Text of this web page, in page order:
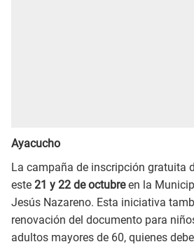
Ayacucho
La campaña de inscripción gratuita
este 21 y 22 de octubreen la
Jesús Nazareno. Esta iniciativa
renovación del documento para
adultos mayores de 60, quienes